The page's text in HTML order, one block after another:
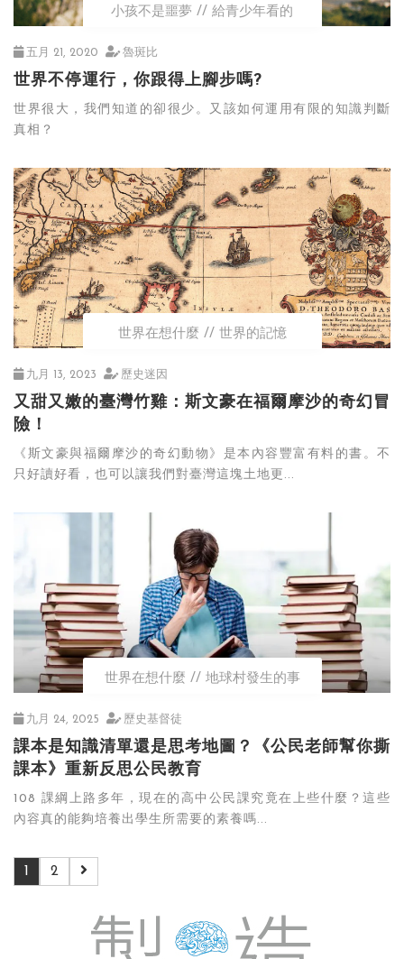
小孩不是噩夢 給青少年看的
五月 21, 2020 魯斑比
世界不停運行，你跟得上腳步嗎?
世界很大，我們知道的卻很少。又該如何運用有限的知識判斷
真相？
世界在想什麼 世界的記憶
九月 13, 2023 歷史迷因
又甜又嫩的臺灣竹雞：斯文豪在福爾摩沙的奇幻冒
險！
《斯文豪與福爾摩沙的奇幻動物》是本內容豐富有料的書。不
只好讀好看，也可以讓我們對臺灣這塊土地更...
世界在想什麼 地球村發生的事
九月 24, 2025 歷史基督徒
課本是知識清單還是思考地圖？《公民老師幫你撕
課本》重新反思公民教育
108 課綱上路多年，現在的高中公民課究竟在上些什麼？這些
內容真的能夠培養出學生所需要的素養嗎...
1 2